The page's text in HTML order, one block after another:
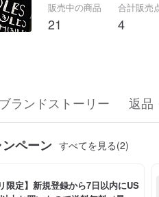
販売中の商品
21
合計販売
4
ブランドストーリー 返品
ペーン すべてを見る(2)
限定】新規登録から7日以内にUS